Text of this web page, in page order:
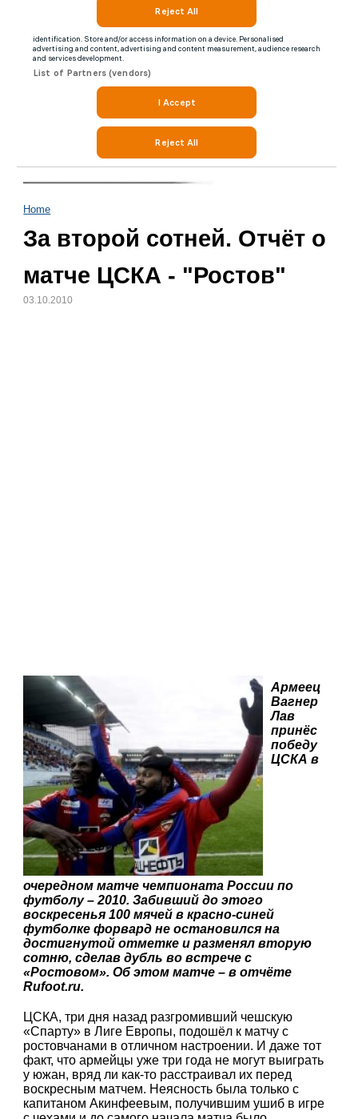
Home
За второй сотней. Отчёт о
матче ЦСКА - "Ростов"
03.10.2010
Армеец
Вагнер
Лав
принёс
победу
ЦСКА в
очередном матче чемпионата России по
футболу – 2010. Забивший до этого
воскресенья 100 мячей в красно-синей
футболке форвард не остановился на
достигнутой отметке и разменял вторую
сотню, сделав дубль во встрече с
«Ростовом». Об этом матче – в отчёте
Rufoot.ru.
ЦСКА, три дня назад разгромивший чешскую
«Спарту» в Лиге Европы, подошёл к матчу с
ростовчанами в отличном настроении. И даже тот
факт, что армейцы уже три года не могут выиграть
у южан, вряд ли как-то расстраивал их перед
воскресным матчем. Неясность была только с
капитаном Акинфеевым, получившим ушиб в игре